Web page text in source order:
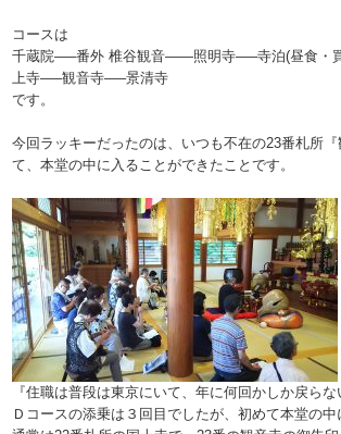
コースは
千蔵院—–番外 椎谷観音——照明寺—–寺泊(昼食
上寺—–観音寺—–景清寺
です。
今回ラッキーだったのは、いつも不在の23番札所
て、本堂の中に入ることができたことです。
『住職は普段は東京にいて、年に何回かしか戻らな
Ｄコースの添乗は３回目でしたが、初めて本堂の中